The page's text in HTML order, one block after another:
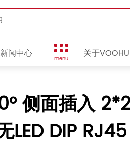
新闻中心 menu 关于VOOHU
侧面插入
LED DIP RJ45